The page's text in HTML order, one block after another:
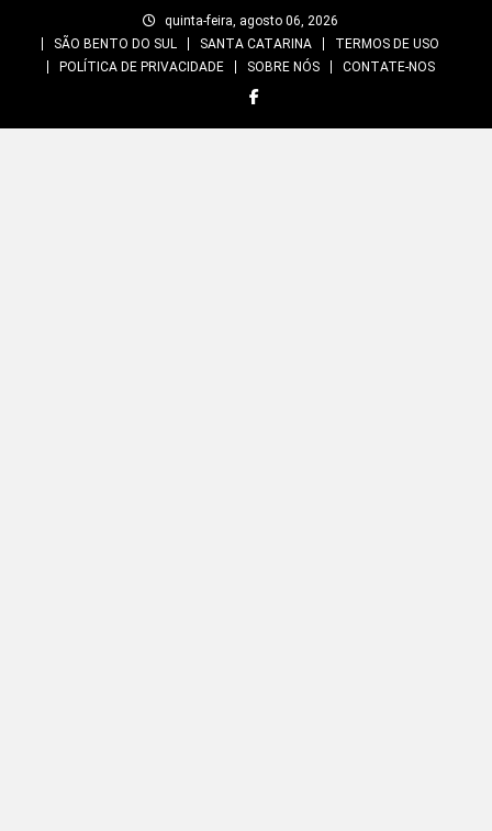
quinta-feira, agosto 06, 2026
SÃO BENTO DO SUL
SANTA CATARINA
TERMOS DE USO
POLÍTICA DE PRIVACIDADE
SOBRE NÓS CONTATE-NOS